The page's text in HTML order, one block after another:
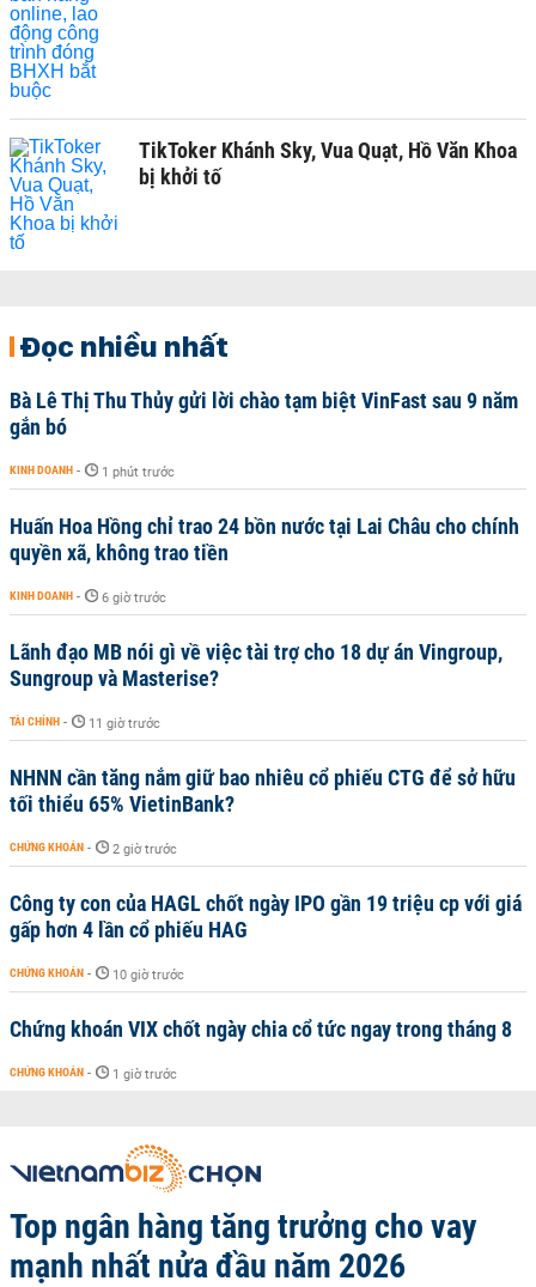
TikToker Khánh Sky, Vua Quạt, Hồ Văn Khoa
bị khởi tố
Đọc nhiều nhất
Bà Lê Thị Thu Thủy gửi lời chào tạm biệt VinFast sau 9 năm
gắn bó
KINH DOANH - 1 phút trước
Huấn Hoa Hồng chỉ trao 24 bồn nước tại Lai Châu cho chính
quyền xã, không trao tiền
KINH DOANH - 6 giờ trước
Lãnh đạo MB nói gì về việc tài trợ cho 18 dự án Vingroup,
Sungroup và Masterise?
TÀI CHÍNH - 11 giờ trước
NHNN cần tăng nắm giữ bao nhiêu cổ phiếu CTG để sở hữu
tối thiểu 65% VietinBank?
CHỨNG KHOÁN - 2 giờ trước
Công ty con của HAGL chốt ngày IPO gần 19 triệu cp với giá
gấp hơn 4 lần cổ phiếu HAG
CHỨNG KHOÁN - 10 giờ trước
Chứng khoán VIX chốt ngày chia cổ tức ngay trong tháng 8
CHỨNG KHOÁN - 1 giờ trước
Top ngân hàng tăng trưởng cho vay
mạnh nhất nửa đầu năm 2026